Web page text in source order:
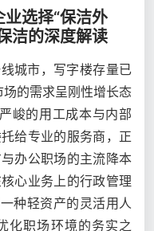
选择“保洁外
洁的深度解读
城市，写字楼存量已
的需求呈刚性增长态
峻的用工成本与内部
给专业的服务商，正
办公职场的主流降本
心业务上的行政管理
种轻资产的灵活用人
化职场环境的务实之